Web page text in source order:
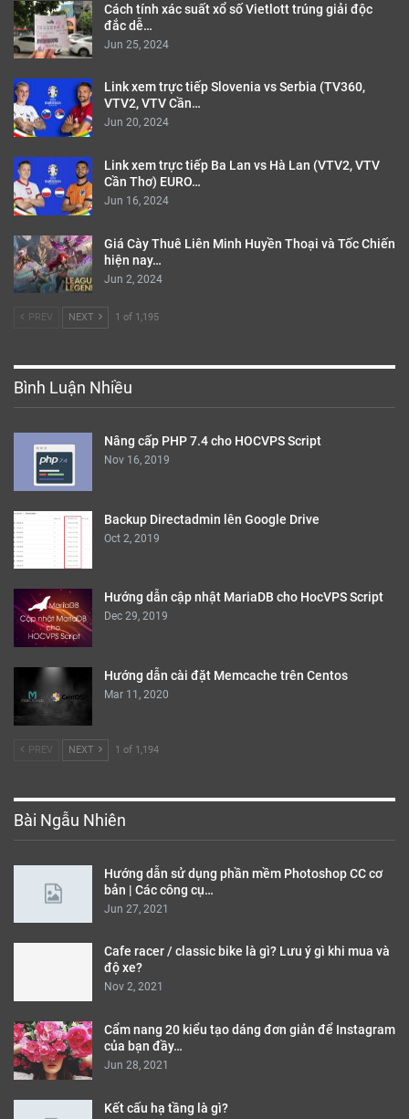
Cách tính xác suất xổ số Vietlott trúng giải độc
đắc dễ…
Jun 25, 2024
Link xem trực tiếp Slovenia vs Serbia (TV360,
VTV2, VTV Cần…
Jun 20, 2024
Link xem trực tiếp Ba Lan vs Hà Lan (VTV2, VTV
Cần Thơ) EURO…
Jun 16, 2024
Giá Cày Thuê Liên Minh Huyền Thoại và Tốc Chiến
hiện nay…
Jun 2, 2024
PREV NEXT 1 of 1,195
Bình Luận Nhiều
Nâng cấp PHP 7.4 cho HOCVPS Script
Nov 16, 2019
Backup Directadmin lên Google Drive
Oct 2, 2019
Hướng dẫn cập nhật MariaDB cho HocVPS Script
Dec 29, 2019
Hướng dẫn cài đặt Memcache trên Centos
Mar 11, 2020
PREV NEXT 1 of 1,194
Bài Ngẫu Nhiên
Hướng dẫn sử dụng phần mềm Photoshop CC cơ
bản | Các công cụ…
Jun 27, 2021
Cafe racer / classic bike là gì? Lưu ý gì khi mua và
độ xe?
Nov 2, 2021
Cẩm nang 20 kiểu tạo dáng đơn giản để Instagram
của bạn đầy…
Jun 28, 2021
Kết cấu hạ tầng là gì?